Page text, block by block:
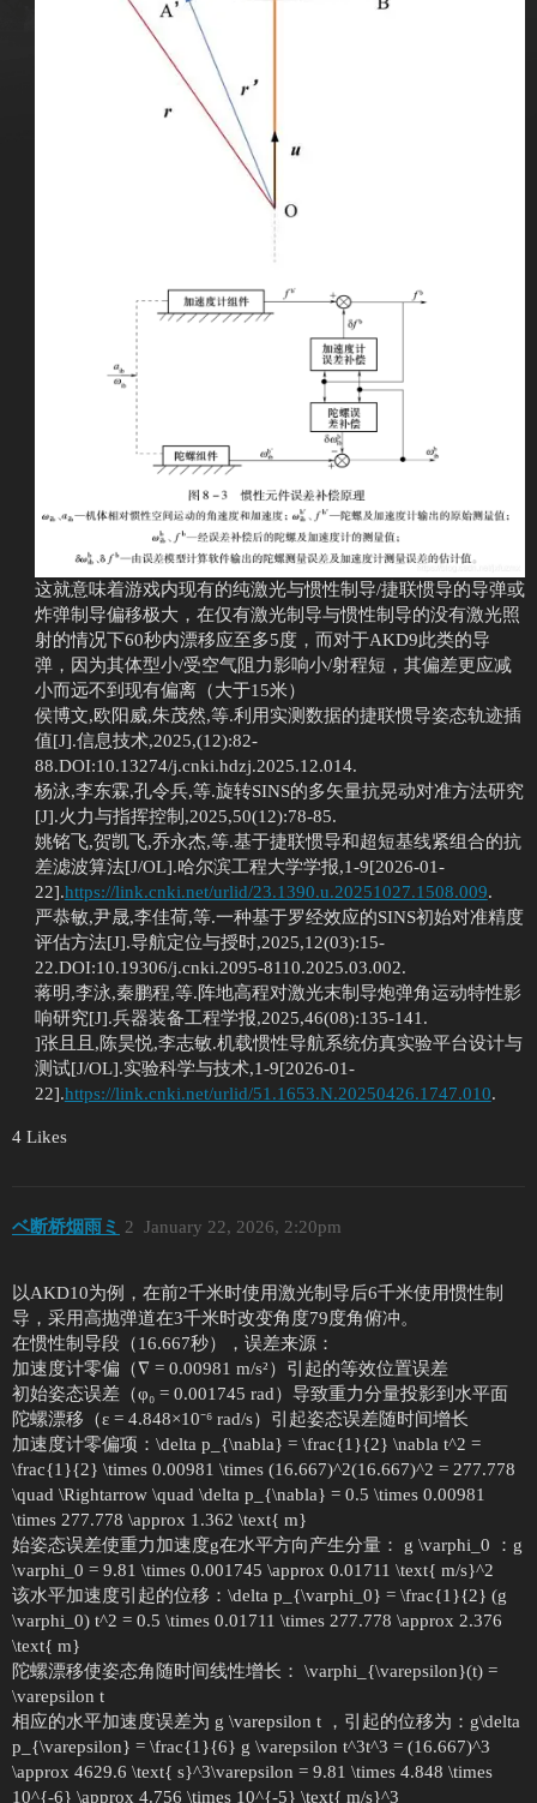
这就意味着游戏内现有的纯激光与惯性制导/捷联惯导的导弹或
炸弹制导偏移极大，在仅有激光制导与惯性制导的没有激光照
射的情况下60秒内漂移应至多5度，而对于AKD9此类的导
弹，因为其体型小/受空气阻力影响小/射程短，其偏差更应减
小而远不到现有偏离（大于15米）
侯博文,欧阳威,朱茂然,等.利用实测数据的捷联惯导姿态轨迹插
值[J].信息技术,2025,(12):82-
88.DOI:10.13274/j.cnki.hdzj.2025.12.014.
杨泳,李东霖,孔令兵,等.旋转SINS的多矢量抗晃动对准方法研究
[J].火力与指挥控制,2025,50(12):78-85.
姚铭飞,贺凯飞,乔永杰,等.基于捷联惯导和超短基线紧组合的抗
差滤波算法[J/OL].哈尔滨工程大学学报,1-9[2026-01-
22].https://link.cnki.net/urlid/23.1390.u.20251027.1508.009.
严恭敏,尹晟,李佳荷,等.一种基于罗经效应的SINS初始对准精度
评估方法[J].导航定位与授时,2025,12(03):15-
22.DOI:10.19306/j.cnki.2095-8110.2025.03.002.
蒋明,李泳,秦鹏程,等.阵地高程对激光末制导炮弹角运动特性影
响研究[J].兵器装备工程学报,2025,46(08):135-141.
]张且且,陈昊悦,李志敏.机载惯性导航系统仿真实验平台设计与
测试[J/OL].实验科学与技术,1-9[2026-01-
22].https://link.cnki.net/urlid/51.1653.N.20250426.1747.010.
4 Likes
ベ断桥烟雨ミ January 22, 2026, 2:20pm
2
以AKD10为例，在前2千米时使用激光制导后6千米使用惯性制
导，采用高抛弹道在3千米时改变角度79度角俯冲。
在惯性制导段（16.667秒），误差来源：
加速度计零偏（∇ = 0.00981 m/s²）引起的等效位置误差
初始姿态误差（φ₀ = 0.001745 rad）导致重力分量投影到水平面
陀螺漂移（ε = 4.848×10⁻⁶ rad/s）引起姿态误差随时间增长
加速度计零偏项：\delta p_{\nabla} = \frac{1}{2} \nabla t^2 =
\frac{1}{2} \times 0.00981 \times (16.667)^2(16.667)^2 = 277.778
\quad \Rightarrow \quad \delta p_{\nabla} = 0.5 \times 0.00981
\times 277.778 \approx 1.362 \text{ m}
始姿态误差使重力加速度g在水平方向产生分量： g \varphi_0 ：g
\varphi_0 = 9.81 \times 0.001745 \approx 0.01711 \text{ m/s}^2
该水平加速度引起的位移：\delta p_{\varphi_0} = \frac{1}{2} (g
\varphi_0) t^2 = 0.5 \times 0.01711 \times 277.778 \approx 2.376
\text{ m}
陀螺漂移使姿态角随时间线性增长： \varphi_{\varepsilon}(t) =
\varepsilon t
相应的水平加速度误差为 g \varepsilon t ，引起的位移为：g\delta
p_{\varepsilon} = \frac{1}{6} g \varepsilon t^3t^3 = (16.667)^3
\approx 4629.6 \text{ s}^3\varepsilon = 9.81 \times 4.848 \times
10^{-6} \approx 4.756 \times 10^{-5} \text{ m/s}^3